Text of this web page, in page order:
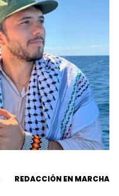
REDACCIÓN EN MARCHA